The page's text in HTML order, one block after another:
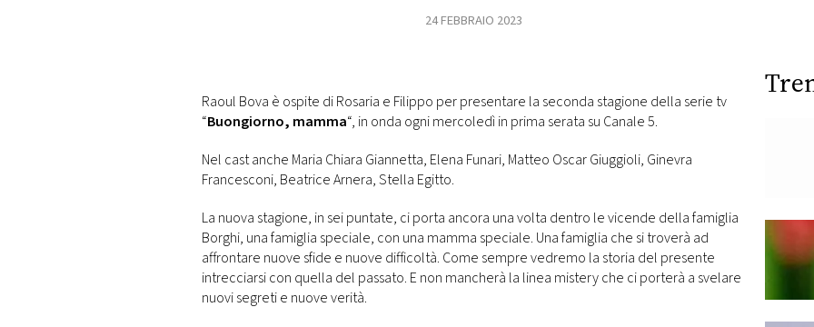
24 FEBBRAIO 2023
Raoul Bova è ospite di Rosaria e Filippo per presentare la seconda stagione della serie tv
“Buongiorno, mamma“, in onda ogni mercoledì in prima serata su Canale 5.
Nel cast anche Maria Chiara Giannetta, Elena Funari, Matteo Oscar Giuggioli, Ginevra
Francesconi, Beatrice Arnera, Stella Egitto.
La nuova stagione, in sei puntate, ci porta ancora una volta dentro le vicende della famiglia
Borghi, una famiglia speciale, con una mamma speciale. Una famiglia che si troverà ad
affrontare nuove sfide e nuove difficoltà. Come sempre vedremo la storia del presente
intrecciarsi con quella del passato. E non mancherà la linea mistery che ci porterà a svelare
nuovi segreti e nuove verità.